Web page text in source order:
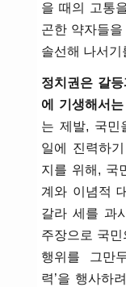
을 때의 고통
곤한 약자들
솔선해 나서기
정치권은 갈
에 기생해서
는 제발, 국민
일에 진력하
지를 위해, 국
계와 이념적
갈라 세를 과
주장으로 국
행위를 그만
력’을 행사하